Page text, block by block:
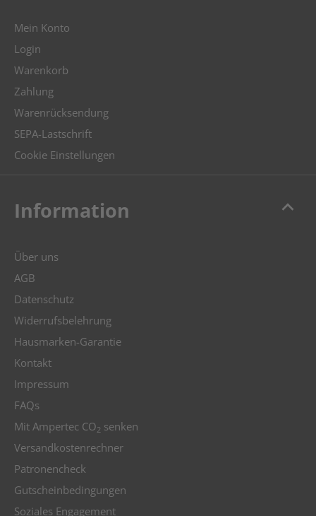
Mein Konto
Login
Warenkorb
Zahlung
Warenrücksendung
SEPA-Lastschrift
Cookie Einstellungen
keyboard_arrow_up
Information
Über uns
AGB
Datenschutz
Widerrufsbelehrung
Hausmarken-Garantie
Kontakt
Impressum
FAQs
Mit Ampertec CO2 senken
Versandkostenrechner
Patronencheck
Gutscheinbedingungen
Soziales Engagement